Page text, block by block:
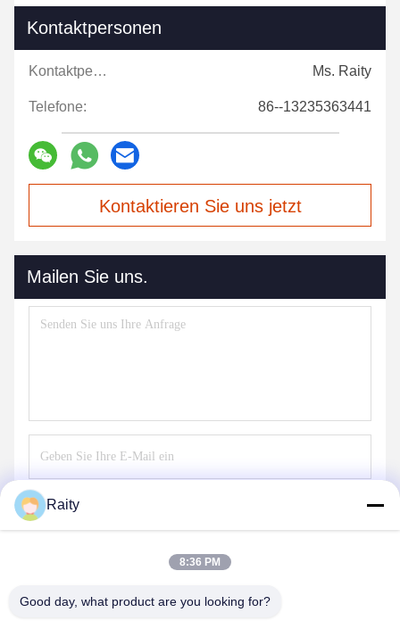
Kontaktpersonen
Kontaktpersonen: Ms. Raity
Telefone: 86--13235363441
Kontaktieren Sie uns jetzt
Mailen Sie uns.
Raity
8:36 PM
Good day, what product are you looking for?